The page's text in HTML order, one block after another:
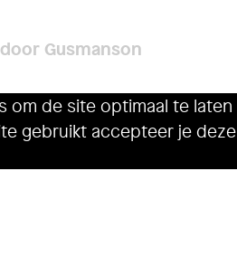
Gusmanson
om de site optimaal te laten
gebruikt accepteer je deze